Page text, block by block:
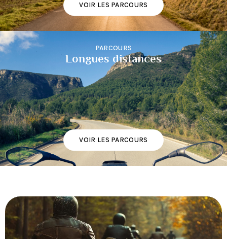
VOIR LES PARCOURS
PARCOURS
Longues distances
VOIR LES PARCOURS